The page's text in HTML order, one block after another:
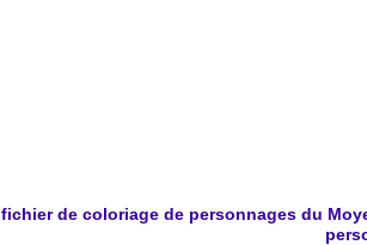
fichier de coloriage de personnages du